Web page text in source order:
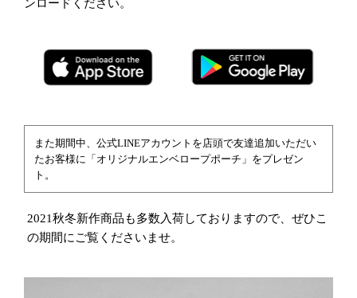
ンロードください。
また期間中、公式LINEアカウントを店頭で友達追加いただい
たお客様に「オリジナルエンベロープポーチ」をプレゼン
ト。
2021秋冬新作商品も多数入荷しておりますので、ぜひこ
の期間にご覧くださいませ。